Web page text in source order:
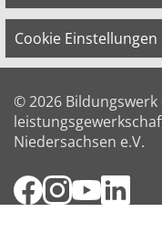
Cookie Einstellungen
© 2026
Niedersachsen e.V.
Facebook
Instagram
YouTube